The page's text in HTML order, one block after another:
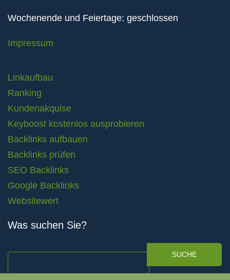
Wochenende und Feiertage: geschlossen
Impressum
Linkaufbau
Ranking
Kundenakquise
Keyboost kostenlos ausprobieren
Backlinks aufbauen
Backlinks prüfen
SEO Backlinks
Google Backlinks
Websitewert
Was suchen Sie?
SUCHE